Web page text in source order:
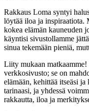
Rakkaus Loma syntyi
löytää iloa ja inspiraatiota.
kokea elämän kauneuden
käyntisi sivustollamme
sinua tekemään pieniä,
Liity mukaan
verkkosivusto; se on
elämään, kehittää itseäsi
tarinaasi, ja yhdessä
rakkautta, iloa ja